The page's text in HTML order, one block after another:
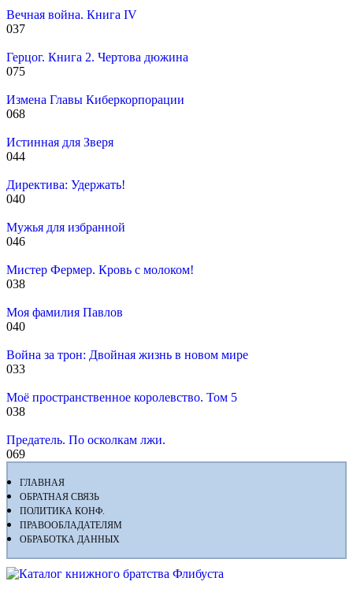
Вечная война. Книга IV
037
Герцог. Книга 2. Чертова дюжина
075
Измена Главы Киберкорпорации
068
Истинная для Зверя
044
Директива: Удержать!
040
Мужья для избранной
046
Мистер Фермер. Кровь с молоком!
038
Моя фамилия Павлов
040
Война за трон: Двойная жизнь в новом мире
033
Моё пространственное королевство. Том 5
038
Предатель. По осколкам лжи.
069
ГЛАВНАЯ
ОБРАТНАЯ СВЯЗЬ
ПОЛИТИКА КОНФ.
ПРАВООБЛАДАТЕЛЯМ
ОБРАБОТКА ДАННЫХ